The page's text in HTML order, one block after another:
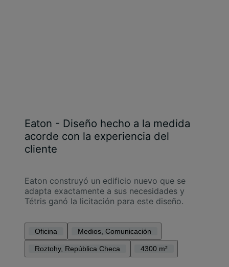
Eaton - Diseño hecho a la medida
acorde con la experiencia del
cliente
Eaton construyó un edificio nuevo que se
adapta exactamente a sus necesidades y
Tétris ganó la licitación para este diseño.
Oficina Medios, Comunicación
Roztohy, República Checa 4300 m²